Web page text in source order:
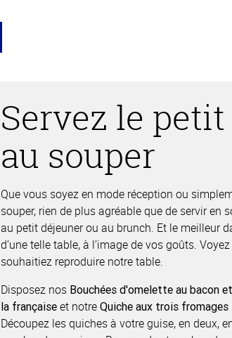
Servez le
au souper
Que vous soyez en mode réception ou
souper, rien de plus agréable que de servir en
au petit déjeuner ou au brunch. Et le meilleur
d’une telle table, à l’image de vos goûts.
souhaitiez reproduire notre table.
Disposez nos Bouchées d'omelette au bacon
la française et notre Quiche aux trois fromages
Découpez les quiches à votre guise, en deux,